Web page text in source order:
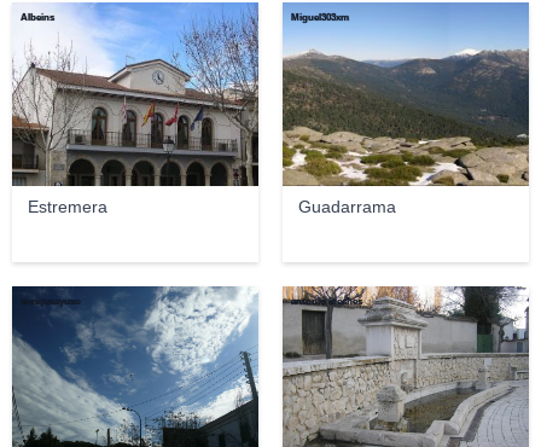
Estremera
Albeins
Guadarrama
Miguel303xm
enriqueayuso antonio loeches